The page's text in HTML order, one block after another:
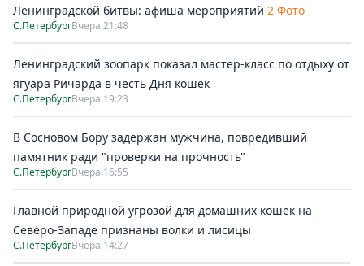
Ленинградской битвы: афиша мероприятий 2 Фото
С.ПетербургВчера 21:48
Ленинградский зоопарк показал мастер-класс по отдыху от
ягуара Ричарда в честь Дня кошек
С.ПетербургВчера 19:23
В Сосновом Бору задержан мужчина, повредивший
памятник ради "проверки на прочность"
С.ПетербургВчера 16:55
Главной природной угрозой для домашних кошек на
Северо-Западе признаны волки и лисицы
С.ПетербургВчера 14:27